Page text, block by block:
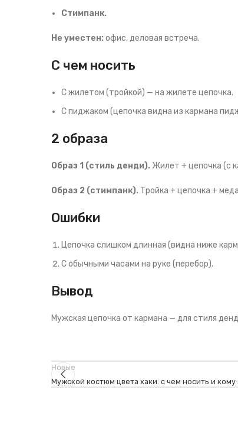
Стимпанк.
Не уместен: офис, деловая встреча.
С чем носить
С жилетом (тройкой) — на жилете цепочка.
С пиджаком (цепочка видна из кармана
2 образа
Образ 1 (стиль денди). Жилет + цепочка (с
Образ 2 (стимпанк). Тройка + цепочка +
Ошибки
Цепочка слишком длинная (видна ниже
С обычными часами на руке (перебор).
Вывод
Мужская цепочка от кармана — для стиля
Новые
Мужской костюм цвета хаки: с чем носить и кому